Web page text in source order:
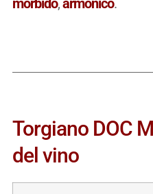
Torgiano DOC
del vino